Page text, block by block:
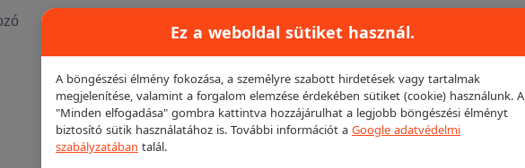
KIEMELT!
KIEMELT!
Ez a weboldal sütiket használ.
A böngészési élmény fokozása, a személyre szabott hirdetések vagy tartalmak
megjelenítése, valamint a forgalom elemzése érdekében sütiket (cookie) használunk. A
"Minden elfogadása" gombra kattintva hozzájárulhat a legjobb böngészési élményt
biztosító sütik használatához is. További információt a Google adatvédelmi
szabályzatában talál.